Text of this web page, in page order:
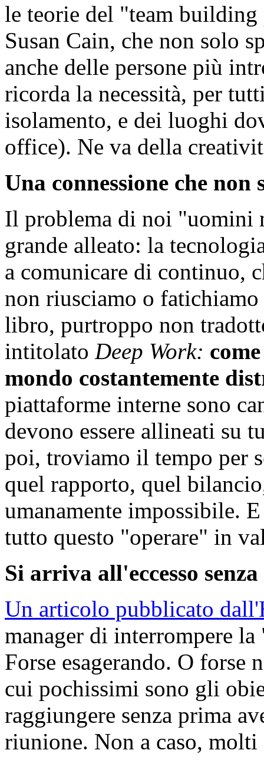
le teorie del "team
Susan Cain, che non solo
anche delle persone più
ricorda la necessità, per
isolamento, e dei luoghi
office). Ne va della
Una connessione che non
Il problema di noi "uomini
grande alleato: la
a comunicare di continuo,
non riusciamo o
libro, purtroppo non
intitolato Deep Work:
mondo costantemente
piattaforme interne sono
devono essere allineati su
poi, troviamo il tempo per
quel rapporto, quel
umanamente impossibile.
tutto questo "operare" in
Si arriva all'eccesso
Un articolo pubblicato
manager di interrompere
Forse esagerando. O forse
cui pochissimi sono gli
raggiungere senza prima
riunione. Non a caso,